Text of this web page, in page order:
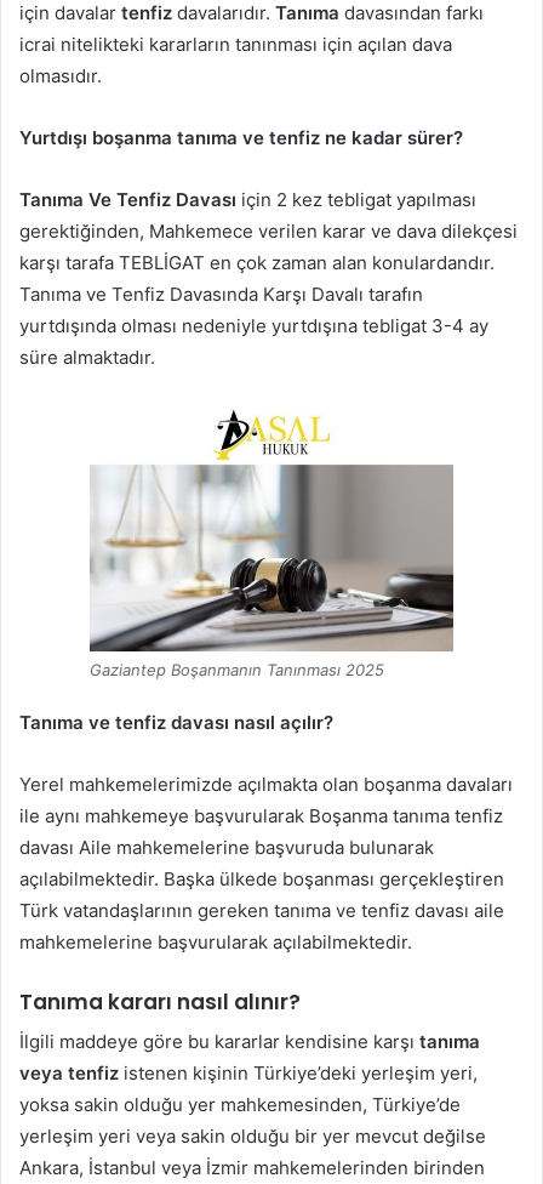
için davalar tenfiz davalarıdır. Tanıma davasından farkı
icrai nitelikteki kararların tanınması için açılan dava
olmasıdır.
Yurtdışı boşanma tanıma ve tenfiz ne kadar sürer?
Tanıma Ve Tenfiz Davası için 2 kez tebligat yapılması
gerektiğinden, Mahkemece verilen karar ve dava dilekçesi
karşı tarafa TEBLİGAT en çok zaman alan konulardandır.
Tanıma ve Tenfiz Davasında Karşı Davalı tarafın
yurtdışında olması nedeniyle yurtdışına tebligat 3-4 ay
süre almaktadır.
Gaziantep Boşanmanın Tanınması 2025
Tanıma ve tenfiz davası nasıl açılır?
Yerel mahkemelerimizde açılmakta olan boşanma davaları
ile aynı mahkemeye başvurularak Boşanma tanıma tenfiz
davası Aile mahkemelerine başvuruda bulunarak
açılabilmektedir. Başka ülkede boşanması gerçekleştiren
Türk vatandaşlarının gereken tanıma ve tenfiz davası aile
mahkemelerine başvurularak açılabilmektedir.
Tanıma kararı nasıl alınır?
İlgili maddeye göre bu kararlar kendisine karşı tanıma
veya tenfiz istenen kişinin Türkiye’deki yerleşim yeri,
yoksa sakin olduğu yer mahkemesinden, Türkiye’de
yerleşim yeri veya sakin olduğu bir yer mevcut değilse
Ankara, İstanbul veya İzmir mahkemelerinden birinden